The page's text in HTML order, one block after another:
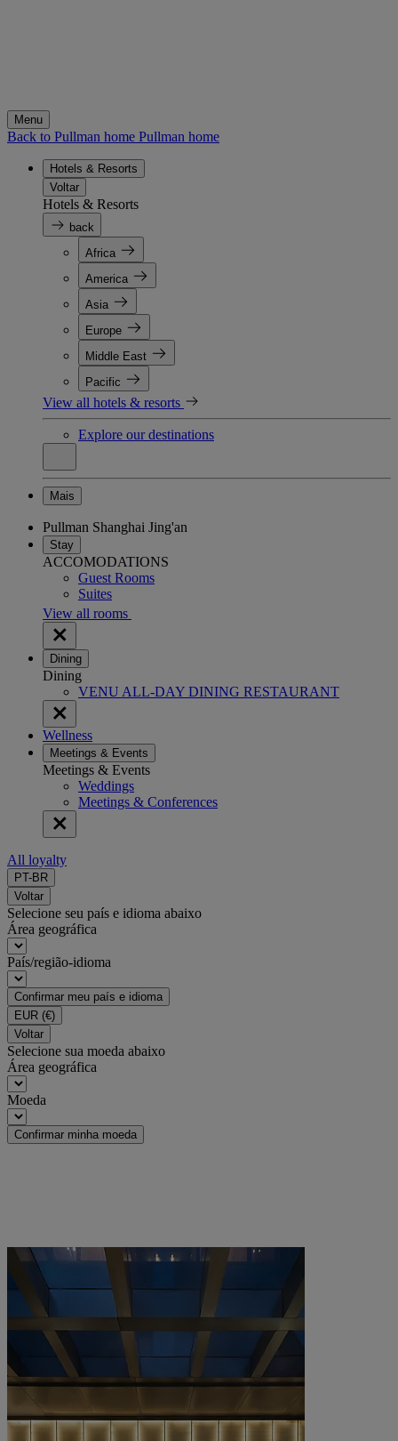
Menu
Back to Pullman home Pullman home
Hotels & Resorts
Voltar
Hotels & Resorts
back
Africa
America
Asia
Europe
Middle East
Pacific
View all hotels & resorts
Explore our destinations
Mais
Pullman Shanghai Jing'an
Stay
ACCOMODATIONS
Guest Rooms
Suites
View all rooms
Dining
Dining
VENU ALL-DAY DINING RESTAURANT
Wellness
Meetings & Events
Meetings & Events
Weddings
Meetings & Conferences
All loyalty
PT-BR
Voltar
Selecione seu país e idioma abaixo
Área geográfica
País/região-idioma
Confirmar meu país e idioma
EUR (€)
Voltar
Selecione sua moeda abaixo
Área geográfica
Moeda
Confirmar minha moeda